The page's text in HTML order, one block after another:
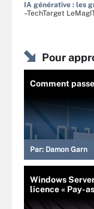
IA générative : les
–TechTarget
Pour
Comment
Par: Damon Garn
Windows
licence « Pay-